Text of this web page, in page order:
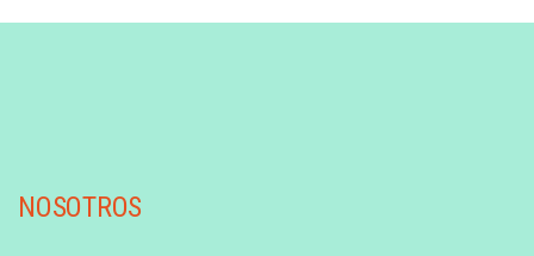
NOSOTROS